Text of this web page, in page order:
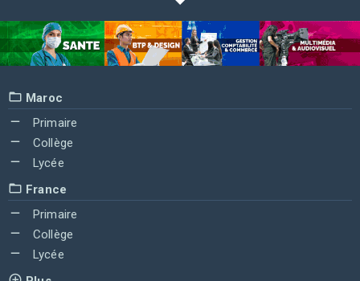
Maroc
Primaire
Collège
Lycée
France
Primaire
Collège
Lycée